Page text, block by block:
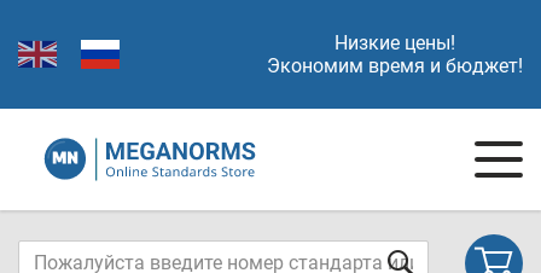
Низкие цены!
Экономим время и бюджет!